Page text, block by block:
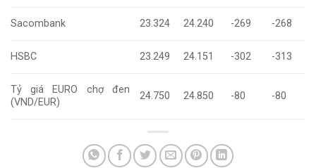
Sacombank 23.324 24.240 -269 -268
HSBC 23.249 24.151 -302 -313
Tỷ giá EURO chợ đen
(VND/EUR)
24.750 24.850 -80 -80